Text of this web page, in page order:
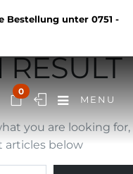
Bestellung unter 0751 -
0
MENU
RESULT
you are looking for,
articles below